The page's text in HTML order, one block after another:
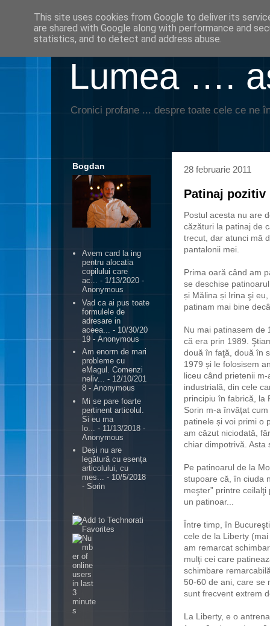
Lumea ….
Cronici profane ... despre toate cele ce ne
28 februarie 2011
Patinaj pozitiv
Postul acesta nu are
căzături la patinaj de
trecut, dar atunci mă
pantalonii mei.
Prima oară când am
se deschise
și Mălina și Irina şi
patinam mai bine
Nu mai patinasem de
că era prin 1989.
două în faţă, două în
1979 și le folosisem
liceu când prietenii
industrială, din cele
principiu în fabrică, la
Sorin m-a învăţat
patinele și voi primi o
am căzut niciodată,
chiar dimpotrivă. Asta
Pe patinoarul de la
stupoare că, în ciuda
meşter” printre
un patinoar...
Între timp, în
cele de la Liberty
am remarcat
mulţi cei care
schimbare
50-60 de ani, care se
sunt frecvent extrem
La Liberty, e o
Bogdan
Avem card la ing
pentru alocatia
copilului care
ac... - 1/13/2020 -
Anonymous
Vad ca ai pus toate
formulele de
adresare in
aceea...
- 10/30/20
19 - Anonymous
Am enorm de mari
probleme cu
eMagul. Comenzi
neliv... - 12/10/201
8 - Anonymous
Mi se pare foarte
pertinent articolul.
Si eu ma
lo...
- 11/13/2018 -
Anonymous
Deși nu are
legătură cu esența
articolului, cu
mes... - 10/5/2018
- Sorin
This site uses cookies from Google to deliver its
are shared with Google along with performance and
statistics, and to detect and address abuse.